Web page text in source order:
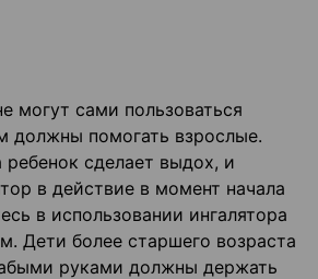
могут сами пользоваться
должны помогать взрослые.
сделает выдох, и
в действие в момент начала
в использовании ингалятора
Дети более старшего возраста
руками должны держать